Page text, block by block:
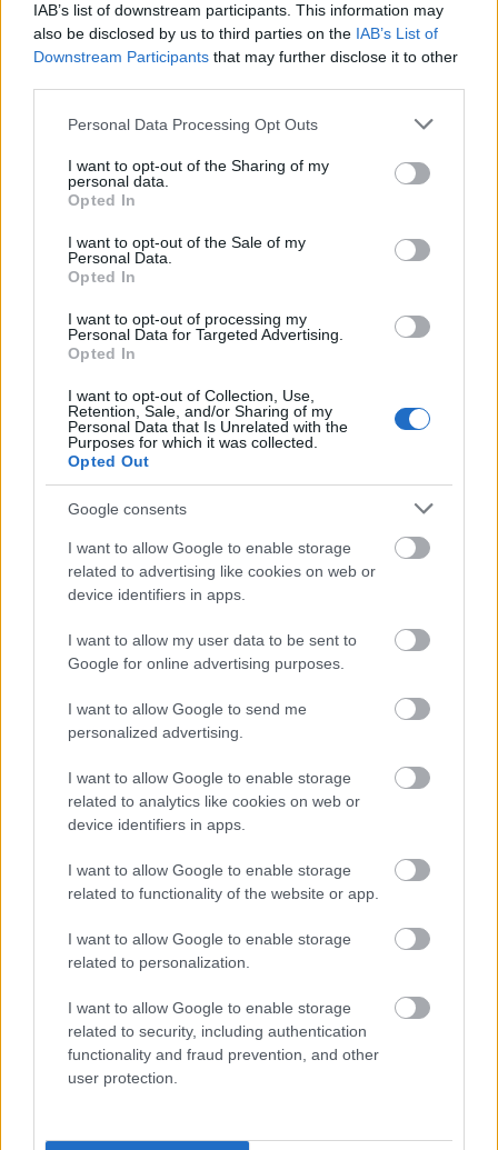
IAB’s list of downstream participants. This information may
also be disclosed by us to third parties on the IAB’s List of
Downstream Participants that may further disclose it to other
Please note that this website/app uses one or more Google
not limited to your visit or usage behaviour. You may click to
grant or deny consent to Google and its third-party tags to
use your data for below specified purposes in below Google
consent section.
Personal Data Processing Opt Outs
I want to opt-out of the Sharing of my
personal data.
Opted In
I want to opt-out of the Sale of my
Personal Data.
Opted In
I want to opt-out of processing my
Personal Data for Targeted Advertising.
Opted In
I want to opt-out of Collection, Use,
Retention, Sale, and/or Sharing of my
Personal Data that Is Unrelated with the
Purposes for which it was collected.
Opted Out
Google consents
I want to allow Google to enable storage
related to advertising like cookies on web or
device identifiers in apps.
I want to allow my user data to be sent to
Google for online advertising purposes.
I want to allow Google to send me
personalized advertising.
I want to allow Google to enable storage
related to analytics like cookies on web or
device identifiers in apps.
I want to allow Google to enable storage
related to functionality of the website or app.
I want to allow Google to enable storage
related to personalization.
I want to allow Google to enable storage
related to security, including authentication
functionality and fraud prevention, and other
user protection.
TECH
NASA: Οι αστροναύτες της αποστολής «Artemis
NASA: Στη Σελήνη το Capstone – Ένα βήμα για
την επιστροφή των αστροναυτών στο φεγγάρι
BINTEO
ΚΟΣΜΟΣ
280 Έλληνες έκαναν αίτηση για να γίνουν
αστροναύτες